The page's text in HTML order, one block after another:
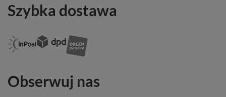
Szybka dostawa
Obserwuj nas